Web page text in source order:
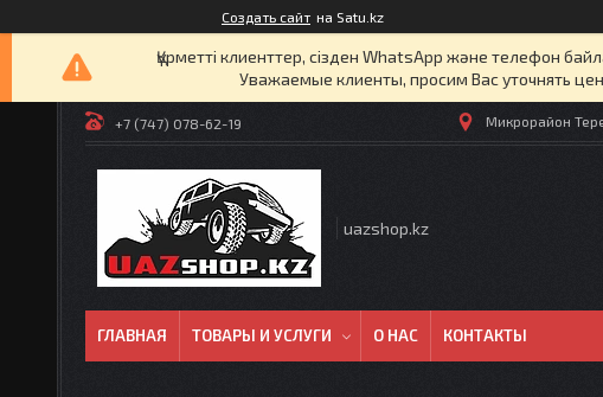
Создать сайт на Satu.kz
Құрметті клиенттер, сізден WhatsApp және телефон
Уважаемые клиенты, просим Вас уточнять
+7 (747) 078-62-19 Микрорайон
uazshop.kz
ГЛАВНАЯ ТОВАРЫ И УСЛУГИ О НАС КОНТАКТЫ